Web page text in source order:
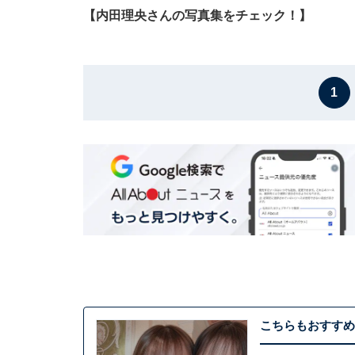
【内田理央さんの写真集をチェック！】
1
こちらもおすすめ